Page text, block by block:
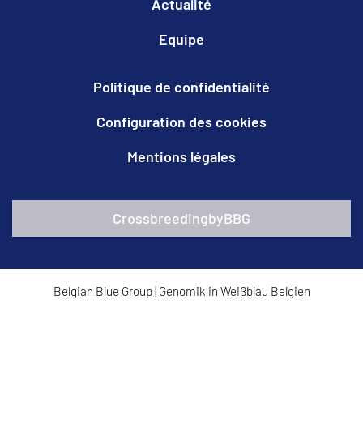
Actualité
Equipe
Politique de confidentialité
Configuration des cookies
Mentions légales
CrossbreedingbyBBG
Belgian Blue Group| Genomik in Weißblau Belgien